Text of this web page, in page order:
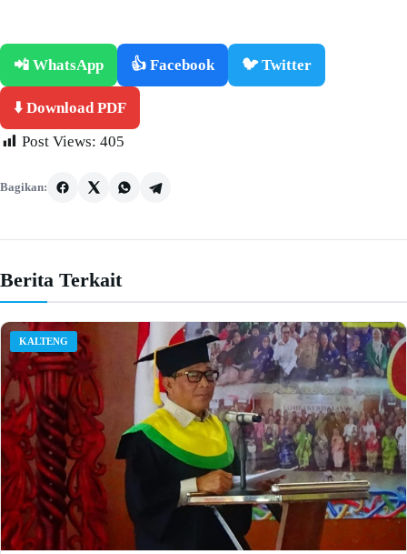
📲 WhatsApp 👍 Facebook 🐦 Twitter
⬇️ Download PDF
Post Views: 405
Bagikan:
Berita Terkait
KALTENG